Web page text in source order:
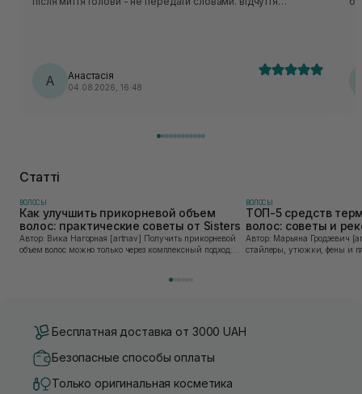
А Анастасія
04.08.2026, 16:48
Статті
ВОЛОСЫ
Как улучшить прикорневой объем
волос: практические советы от Sisters
Автор: Вика Нагорная [artnav] Получить прикорневой
объем волос можно только через комплексный подход:
ВОЛОСЫ
ТОП-5 средств
волос: советы и
Sisters
Автор: Марьяна Гродзевич [artnav] Современные
стайлеры, утюжки, фены и
Бесплатная доставка от 3000 UAH
Безопасные способы оплаты
Только оригинальная косметика